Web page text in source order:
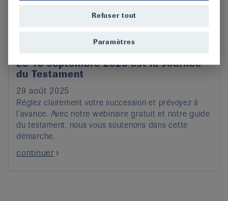
Le 13 septembre 2025 est la Journée
du Testament
29 août 2025
Réglez clairement votre succession et prévoyez à
l’avance. Avec notre webinaire gratuit et notre guide
du testament, nous vous soutenons dans cette
démarche.
continuer
Refuser tout
Paramètres